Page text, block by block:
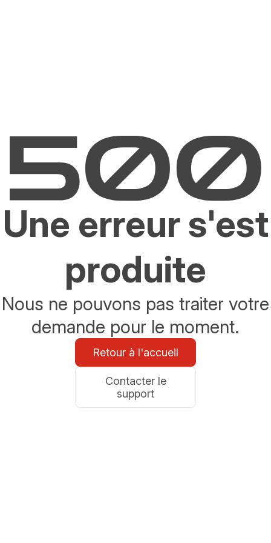
Une erreur s'est
produite
Nous ne pouvons pas traiter votre
demande pour le moment.
Retour à l'accueil
Contacter le
support